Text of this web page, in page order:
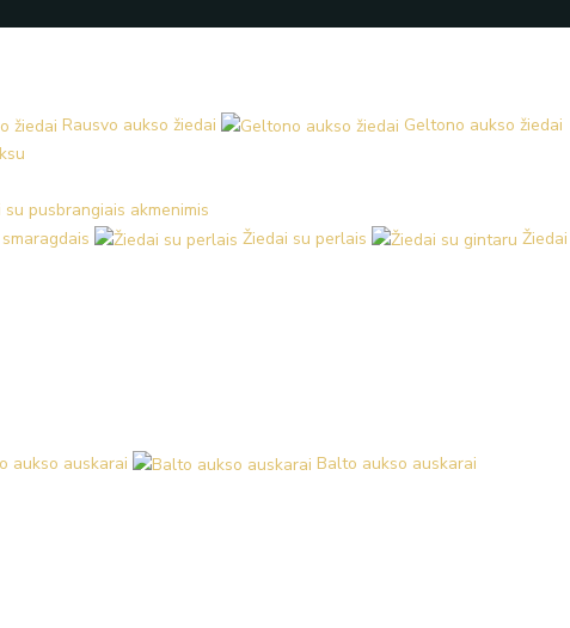
Rausvo aukso žiedai
Geltono aukso žiedai
su pusbrangiais akmenimis
Žiedai su perlais
Žiedai
aukso auskarai Balto aukso auskarai